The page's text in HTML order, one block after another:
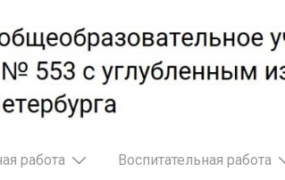
работа Воспитательная работа